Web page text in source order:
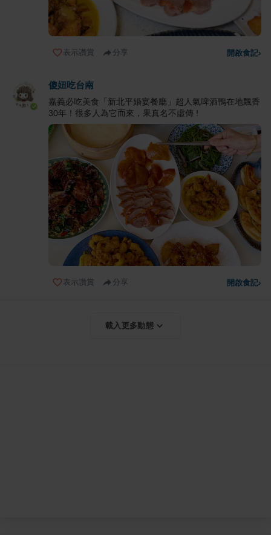
表示讚賞 分享 開啟食記›
傻妞吃台南
嘉義必吃美食「新北平婚宴餐廳」超人氣啤酒鴨在地飄香
30年！很多人為它而來，果真名不虛傳 !
表示讚賞 分享 開啟食記›
載入更多動態